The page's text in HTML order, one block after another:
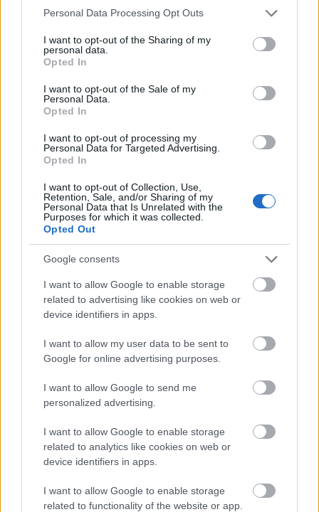
Please note that this website/app uses one or more Google
not limited to your visit or usage behaviour. You may click to
grant or deny consent to Google and its third-party tags to
use your data for below specified purposes in below Google
consent section.
Personal Data Processing Opt Outs
I want to opt-out of the Sharing of my
personal data.
Opted In
I want to opt-out of the Sale of my
Personal Data.
Opted In
I want to opt-out of processing my
Personal Data for Targeted Advertising.
Opted In
I want to opt-out of Collection, Use,
Retention, Sale, and/or Sharing of my
Personal Data that Is Unrelated with the
Purposes for which it was collected.
Opted Out
Google consents
I want to allow Google to enable storage
related to advertising like cookies on web or
device identifiers in apps.
I want to allow my user data to be sent to
Google for online advertising purposes.
I want to allow Google to send me
personalized advertising.
I want to allow Google to enable storage
related to analytics like cookies on web or
device identifiers in apps.
I want to allow Google to enable storage
related to functionality of the website or app.
recomendables en Comunio?
13. octubre 2022 PorJesus Gallo
hasta final de temporada. ¿Qué jugadores del Elche pueden ser más
recomendables en Comunio tras su llegada?